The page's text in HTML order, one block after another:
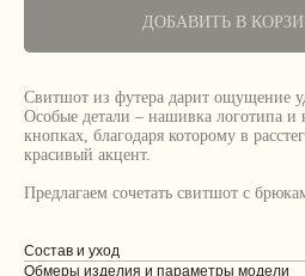
ДОБАВИТЬ В
Свитшот из футера дарит ощущение
Особые детали – нашивка логотипа и
кнопках, благодаря которому в
красивый акцент.
Предлагаем сочетать свитшот с
Состав и уход
Обмеры изделия и параметры модели